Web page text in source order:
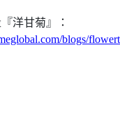
洋甘菊』：
blogs/